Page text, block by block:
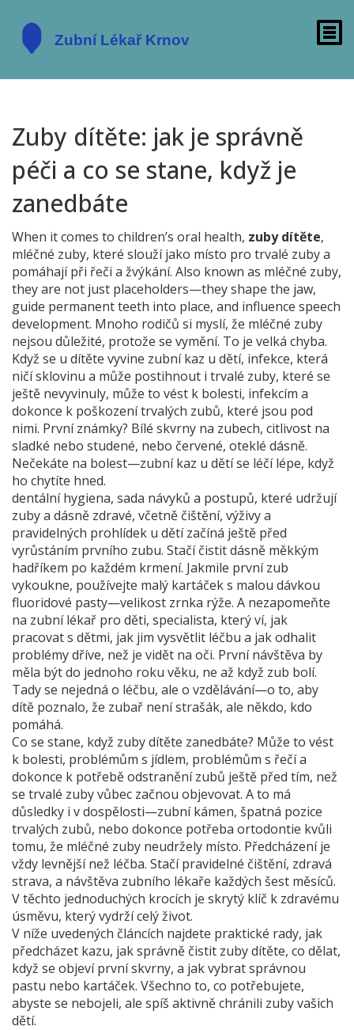
Zuby dítěte: jak je správně
péči a co se stane, když je
zanedbáte
When it comes to children’s oral health, zuby dítěte,
mléčné zuby, které slouží jako místo pro trvalé zuby a
pomáhají při řeči a žvýkání. Also known as mléčné zuby,
they are not just placeholders—they shape the jaw,
guide permanent teeth into place, and influence speech
development. Mnoho rodičů si myslí, že mléčné zuby
nejsou důležité, protože se vymění. To je velká chyba.
Když se u dítěte vyvine zubní kaz u dětí, infekce, která
ničí sklovinu a může postihnout i trvalé zuby, které se
ještě nevyvinuly, může to vést k bolesti, infekcím a
dokonce k poškození trvalých zubů, které jsou pod
nimi. První známky? Bílé skvrny na zubech, citlivost na
sladké nebo studené, nebo červené, oteklé dásně.
Nečekáte na bolest—zubní kaz u dětí se léčí lépe, když
ho chytíte hned.
dentální hygiena, sada návyků a postupů, které udržují
zuby a dásně zdravé, včetně čištění, výživy a
pravidelných prohlídek u dětí začíná ještě před
vyrůstáním prvního zubu. Stačí čistit dásně měkkým
hadříkem po každém krmení. Jakmile první zub
vykoukne, používejte malý kartáček s malou dávkou
fluoridové pasty—velikost zrnka rýže. A nezapomeňte
na zubní lékař pro děti, specialista, který ví, jak
pracovat s dětmi, jak jim vysvětlit léčbu a jak odhalit
problémy dříve, než je vidět na oči. První návštěva by
měla být do jednoho roku věku, ne až když zub bolí.
Tady se nejedná o léčbu, ale o vzdělávání—o to, aby
dítě poznalo, že zubař není strašák, ale někdo, kdo
pomáhá.
Co se stane, když zuby dítěte zanedbáte? Může to vést
k bolesti, problémům s jídlem, problémům s řečí a
dokonce k potřebě odstranění zubů ještě před tím, než
se trvalé zuby vůbec začnou objevovat. A to má
důsledky i v dospělosti—zubní kámen, špatná pozice
trvalých zubů, nebo dokonce potřeba ortodontie kvůli
tomu, že mléčné zuby neudržely místo. Předcházení je
vždy levnější než léčba. Stačí pravidelné čištění, zdravá
strava, a návštěva zubního lékaře každých šest měsíců.
V těchto jednoduchých krocích je skrytý klíč k zdravému
úsměvu, který vydrží celý život.
V níže uvedených článcích najdete praktické rady, jak
předcházet kazu, jak správně čistit zuby dítěte, co dělat,
když se objeví první skvrny, a jak vybrat správnou
pastu nebo kartáček. Všechno to, co potřebujete,
abyste se nebojeli, ale spíš aktivně chránili zuby vašich
dětí.